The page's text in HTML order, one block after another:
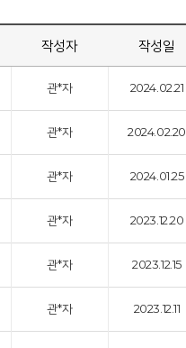
작성자 작성일
관*자 2024.02.21
관*자 2024.02.20
관*자 2024.01.25
관*자 2023.12.20
관*자 2023.12.15
관*자 2023.12.11